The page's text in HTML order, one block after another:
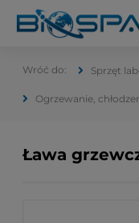
Sprzęt
Ogrzewanie,
Ława